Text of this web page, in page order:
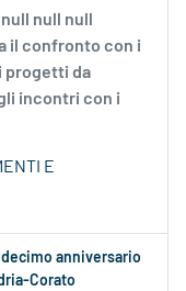
null null
il confronto con i
progetti da
incontri con i
E
anniversario
Corato